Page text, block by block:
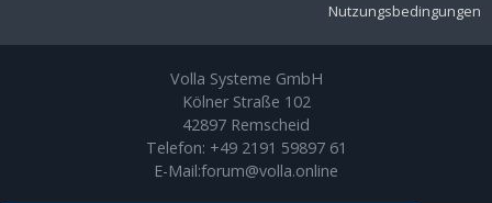
Nutzungsbedingungen
Volla Systeme GmbH
Kölner Straße 102
42897 Remscheid
Telefon: +49 2191 59897 61
E-Mail:forum@volla.online